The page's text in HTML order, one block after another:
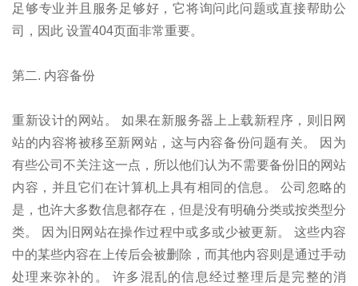
足够专业并且服务足够好，它将询问此问题或直接帮助公
司，因此 设置404页面非常重要。
第二. 内容备份
重新设计的网站。 如果在新服务器上上载新程序，则旧网
站的内容将被移至新网站，这与内容备份问题有关。 因为
有些公司不关注这一点，所以他们认为不需要备份旧的网站
内容，并且它们在计算机上具有相同的信息。 公司忽略的
是，也许大多数信息都存在，但是没有明确分类或按类型分
类。 因为旧网站在操作过程中或多或少被更新。 这些内容
中的某些内容在上传后会被删除，而其他内容则是通过手动
处理来弥补的。 许多混乱的信息经过整理后是完整的消